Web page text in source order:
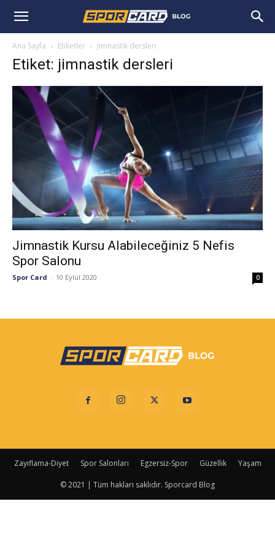
Ana Sayfa Etiketler Jimnastik dersleri
Etiket: jimnastik dersleri
Jimnastik Kursu Alabileceğiniz 5 Nefis
Spor Salonu
Spor Card - 10 Eylül 2020 0
Zayıflama-Diyet Spor Salonları Egzersiz-Spor Güzellik Yaşam
© 2021 | Tüm hakları saklıdır. Sporcard Blog